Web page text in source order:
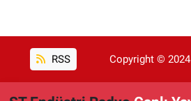
RSS Copyright ©